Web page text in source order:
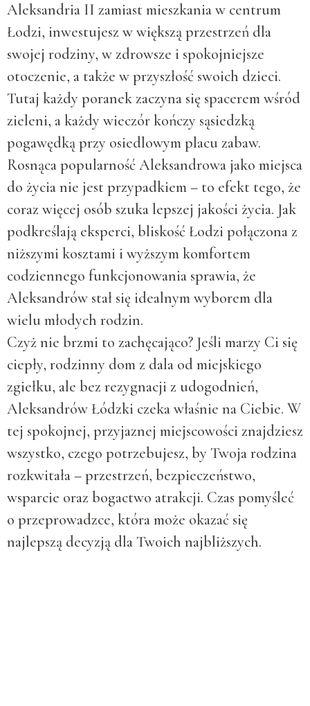
Aleksandria II zamiast mieszkania w centrum
Łodzi, inwestujesz w większą przestrzeń dla
swojej rodziny, w zdrowsze i spokojniejsze
otoczenie, a także w przyszłość swoich dzieci.
Tutaj każdy poranek zaczyna się spacerem wśród
zieleni, a każdy wieczór kończy sąsiedzką
pogawędką przy osiedlowym placu zabaw.
Rosnąca popularność Aleksandrowa jako miejsca
do życia nie jest przypadkiem – to efekt tego, że
coraz więcej osób szuka lepszej jakości życia. Jak
podkreślają eksperci, bliskość Łodzi połączona z
niższymi kosztami i wyższym komfortem
codziennego funkcjonowania sprawia, że
Aleksandrów stał się idealnym wyborem dla
wielu młodych rodzin.
Czyż nie brzmi to zachęcająco? Jeśli marzy Ci się
ciepły, rodzinny dom z dala od miejskiego
zgiełku, ale bez rezygnacji z udogodnień,
Aleksandrów Łódzki czeka właśnie na Ciebie. W
tej spokojnej, przyjaznej miejscowości znajdziesz
wszystko, czego potrzebujesz, by Twoja rodzina
rozkwitała – przestrzeń, bezpieczeństwo,
wsparcie oraz bogactwo atrakcji. Czas pomyśleć
o przeprowadzce, która może okazać się
najlepszą decyzją dla Twoich najbliższych.